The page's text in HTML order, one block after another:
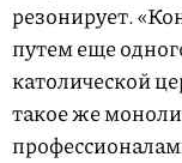
резонирует.
путем еще
католической
такое же